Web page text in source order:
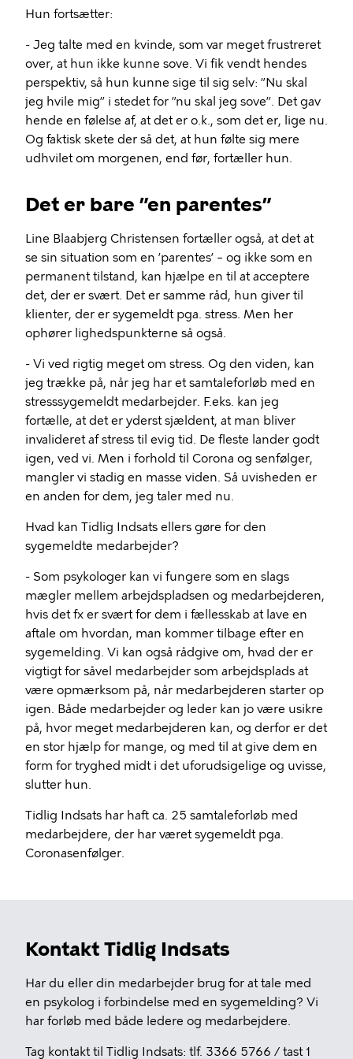
Hun fortsætter:
- Jeg talte med en kvinde, som var meget frustreret
over, at hun ikke kunne sove. Vi fik vendt hendes
perspektiv, så hun kunne sige til sig selv: ”Nu skal
jeg hvile mig” i stedet for ”nu skal jeg sove”. Det gav
hende en følelse af, at det er o.k., som det er, lige nu.
Og faktisk skete der så det, at hun følte sig mere
udhvilet om morgenen, end før, fortæller hun.
Det er bare ”en parentes”
Line Blaabjerg Christensen fortæller også, at det at
se sin situation som en ’parentes’ – og ikke som en
permanent tilstand, kan hjælpe en til at acceptere
det, der er svært. Det er samme råd, hun giver til
klienter, der er sygemeldt pga. stress. Men her
ophører lighedspunkterne så også.
- Vi ved rigtig meget om stress. Og den viden, kan
jeg trække på, når jeg har et samtaleforløb med en
stresssygemeldt medarbejder. F.eks. kan jeg
fortælle, at det er yderst sjældent, at man bliver
invalideret af stress til evig tid. De fleste lander godt
igen, ved vi. Men i forhold til Corona og senfølger,
mangler vi stadig en masse viden. Så uvisheden er
en anden for dem, jeg taler med nu.
Hvad kan Tidlig Indsats ellers gøre for den
sygemeldte medarbejder?
- Som psykologer kan vi fungere som en slags
mægler mellem arbejdspladsen og medarbejderen,
hvis det fx er svært for dem i fællesskab at lave en
aftale om hvordan, man kommer tilbage efter en
sygemelding. Vi kan også rådgive om, hvad der er
vigtigt for såvel medarbejder som arbejdsplads at
være opmærksom på, når medarbejderen starter op
igen. Både medarbejder og leder kan jo være usikre
på, hvor meget medarbejderen kan, og derfor er det
en stor hjælp for mange, og med til at give dem en
form for tryghed midt i det uforudsigelige og uvisse,
slutter hun.
Tidlig Indsats har haft ca. 25 samtaleforløb med
medarbejdere, der har været sygemeldt pga.
Coronasenfølger.
Kontakt Tidlig Indsats
Har du eller din medarbejder brug for at tale med
en psykolog i forbindelse med en sygemelding? Vi
har forløb med både ledere og medarbejdere.
Tag kontakt til Tidlig Indsats: tlf. 3366 5766 / tast 1